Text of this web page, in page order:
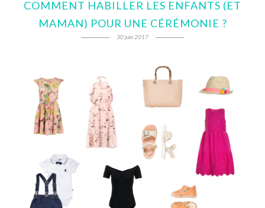
COMMENT HABILLER LES ENFANTS (ET
MAMAN) POUR UNE CÉRÉMONIE ?
30 juin 2017